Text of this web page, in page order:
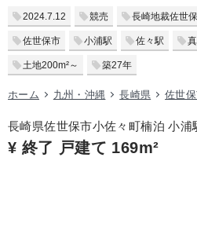
2024.7.12 競売 長崎地裁佐世
佐世保市 小浦駅 佐々駅
土地200m²～ 築27年
ホーム 九州・沖縄 長崎県 佐世
長崎県佐世保市小佐々町楠泊 小浦
¥ 終了 戸建て 169m²